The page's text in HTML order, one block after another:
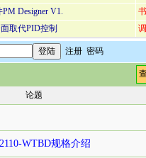
Designer V1.
取代PID控制
注册 密码
论题
WTBD规格介绍